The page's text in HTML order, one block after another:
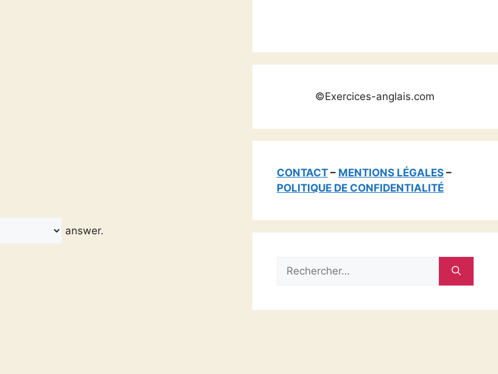
answer.
©Exercices-anglais.com
CONTACT– MENTIONS LÉGALES–
POLITIQUE DE CONFIDENTIALITÉ
Rechercher :